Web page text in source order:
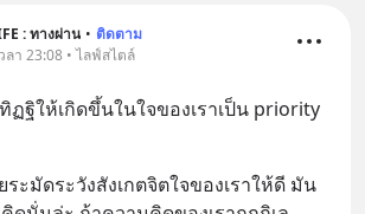
: ทางผ่าน • ติดตาม
ลา 23:08 • ไลฟ์สไตล์
ฏฐิให้เกิดขึ้นในใจของเราเป็น priority
ระมัดระวังสังเกตจิตใจของเราให้ดี มัน